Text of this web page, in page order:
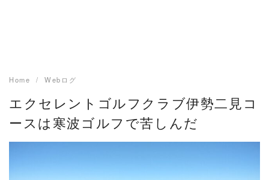
Home Webログ
エクセレントゴルフクラブ伊勢二見コ
ースは寒波ゴルフで苦しんだ